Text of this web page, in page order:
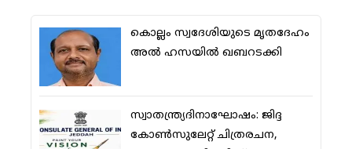
കൊല്ലം സ്വദേശിയുടെ മൃതദേഹം
അല്‍ ഹസയില്‍ ഖബറടക്കി
സ്വാതന്ത്ര്യദിനാഘോഷം: ജിദ്ദ
കോണ്‍സുലേറ്റ് ചിത്രരചന,